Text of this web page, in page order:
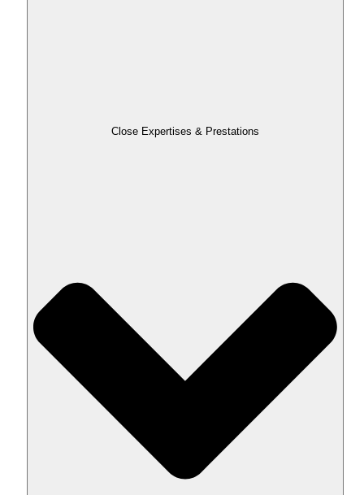
Close Expertises & Prestations